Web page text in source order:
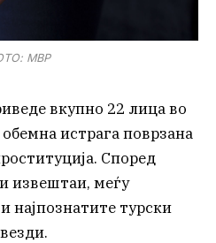
МВР
вкупно 22 лица во
истрага поврзана
Според
извештаи, меѓу
најпознатите турски